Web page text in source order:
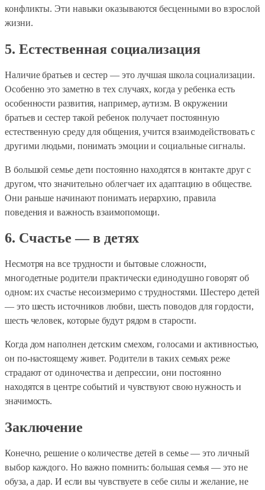
конфликты. Эти навыки оказываются бесценными во взрослой
жизни.
5. Естественная социализация
Наличие братьев и сестер — это лучшая школа социализации.
Особенно это заметно в тех случаях, когда у ребенка есть
особенности развития, например, аутизм. В окружении
братьев и сестер такой ребенок получает постоянную
естественную среду для общения, учится взаимодействовать с
другими людьми, понимать эмоции и социальные сигналы.
В большой семье дети постоянно находятся в контакте друг с
другом, что значительно облегчает их адаптацию в обществе.
Они раньше начинают понимать иерархию, правила
поведения и важность взаимопомощи.
6. Счастье — в детях
Несмотря на все трудности и бытовые сложности,
многодетные родители практически единодушно говорят об
одном: их счастье несоизмеримо с трудностями. Шестеро детей
— это шесть источников любви, шесть поводов для гордости,
шесть человек, которые будут рядом в старости.
Когда дом наполнен детским смехом, голосами и активностью,
он по-настоящему живет. Родители в таких семьях реже
страдают от одиночества и депрессии, они постоянно
находятся в центре событий и чувствуют свою нужность и
значимость.
Заключение
Конечно, решение о количестве детей в семье — это личный
выбор каждого. Но важно помнить: большая семья — это не
обуза, а дар. И если вы чувствуете в себе силы и желание, не